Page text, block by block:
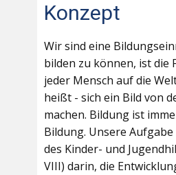
Konzept
Wir sind eine
bilden zu können, ist die
jeder Mensch auf die
heißt - sich ein Bild von
machen. Bildung ist
Bildung. Unsere
des Kinder- und
VIII) darin, die